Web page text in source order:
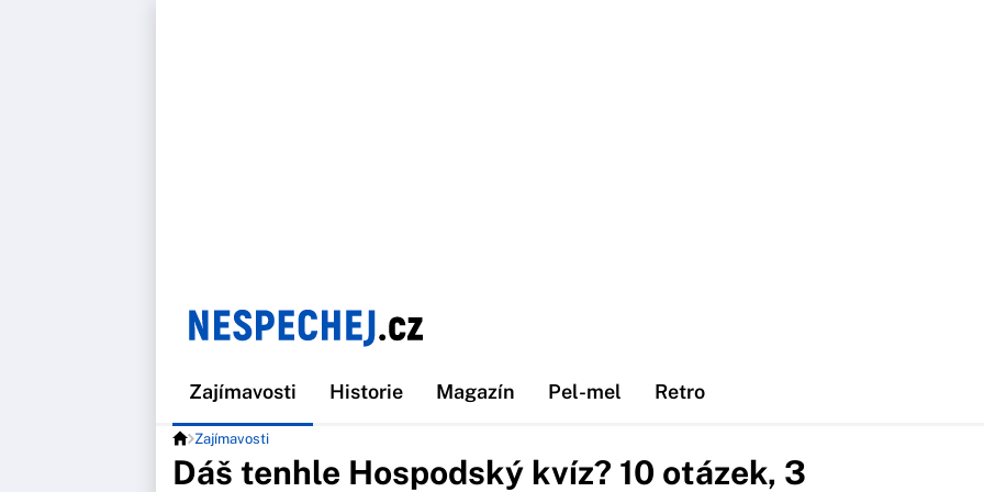
Zajímavosti Historie Magazín Pel-mel Retro
Zajímavosti
Dáš tenhle Hospodský kvíz? 10 otázek, 3